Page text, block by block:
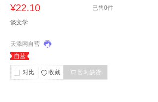
¥22.10 已售0件
谈文学
天添网自营
自营
对比 收藏 暂时缺货